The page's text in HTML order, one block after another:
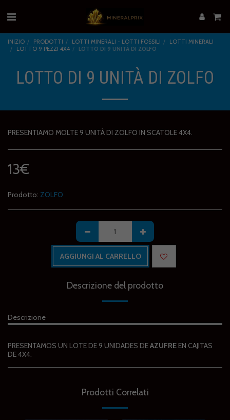
INIZIO PRODOTTI LOTTI MINERALI - LOTTI FOSSILI
LOTTI MINERALI
LOTTO 9 PEZZI 4X4
LOTTO DI 9 UNITÀ DI ZOLFO
LOTTO DI 9 UNITÀ DI ZOLFO
PRESENTIAMO MOLTE 9 UNITÀ DI ZOLFO IN SCATOLE 4X4.
13€
Prodotto: ZOLFO
AGGIUNGI AL CARRELLO
Descrizione del prodotto
Descrizione
PRESENTAMOS UN LOTE DE 9 UNIDADES DEAZUFRE EN CAJITAS
DE 4X4.
Prodotti Correlati